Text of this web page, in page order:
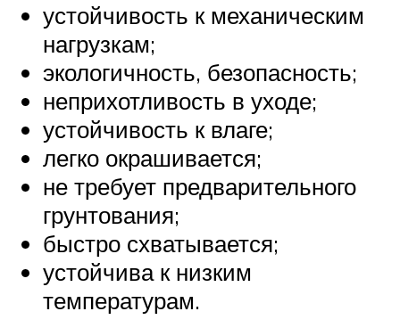
устойчивость к механическим
нагрузкам;
экологичность, безопасность;
неприхотливость в уходе;
устойчивость к влаге;
легко окрашивается;
не требует предварительного
грунтования;
быстро схватывается;
устойчива к низким
температурам.